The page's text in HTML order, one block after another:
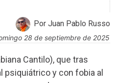
Por Juan Pablo Russo
28 de septiembre de 2025
Cantilo), que tras
psiquiátrico y con fobia al